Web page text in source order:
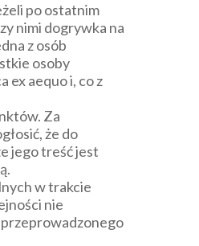
po ostatnim
nimi dogrywka na
z osób
osoby
ex aequo i, co z
Za
że do
jego treść jest
w trakcie
nie
przeprowadzonego